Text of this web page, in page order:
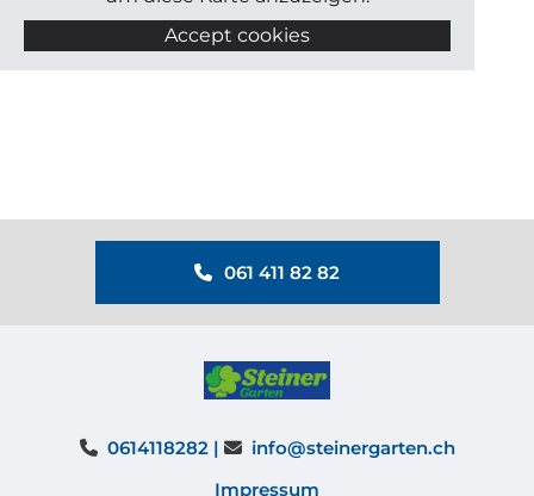
Accept cookies
061 411 82 82
 0614118282 | 
info@steinergarten.ch
Impressum